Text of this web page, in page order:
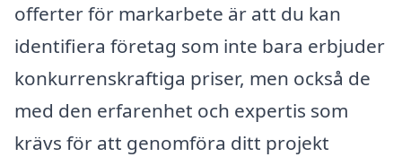
offerter för markarbete är att du kan
identifiera företag som inte bara erbjuder
konkurrenskraftiga priser, men också de
med den erfarenhet och expertis som
krävs för att genomföra ditt projekt